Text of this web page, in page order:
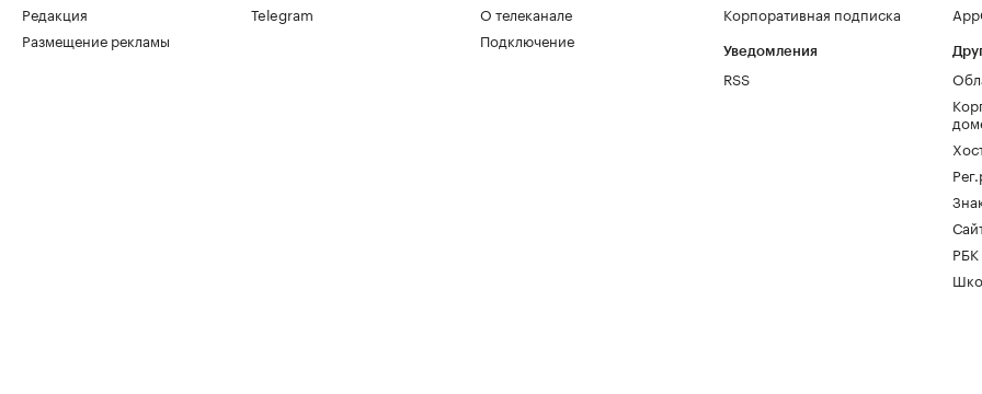
Редакция
Размещение рекламы
Telegram
О телеканале
Подключение
Корпоративная подписка
Уведомления
RSS